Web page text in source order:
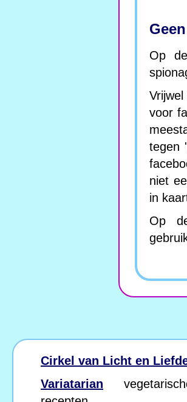
Op
voor
tegen
niet
in
Op
Cirkel van Licht en
Variatarian